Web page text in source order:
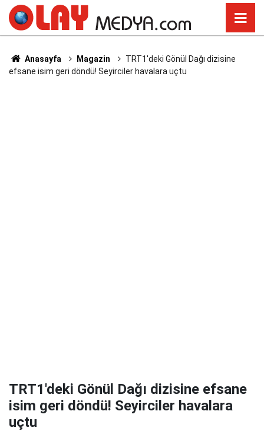
Anasayfa Magazin
TRT1'deki Gönül Dağı dizisine
efsane isim geri döndü! Seyirciler havalara uçtu
TRT1'deki Gönül Dağı dizisine efsane
isim geri döndü! Seyirciler havalara
uçtu